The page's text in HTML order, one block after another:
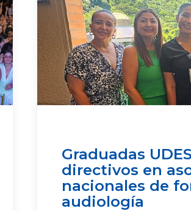
Graduadas
directivos en
nacionales de
audiología